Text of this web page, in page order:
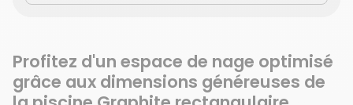
Profitez d'un espace de nage optimisé
grâce aux dimensions généreuses de